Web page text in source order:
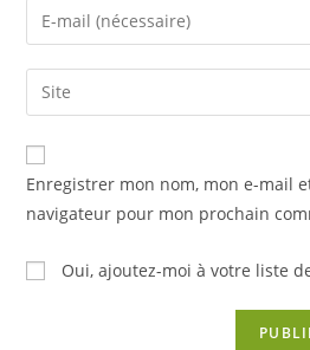
comment
Enter
your
email
address
comment
Saisir
l’URL
de
votre
(facultatif)
Enregistrer mon nom, mon e-mail
navigateur pour mon prochain
Oui, ajoutez-moi à votre liste